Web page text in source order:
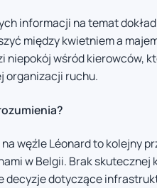
informacji na temat
między kwietniem a
niepokój wśród kierowców,
organizacji ruchu.
węźle Léonard to kolejny
w Belgii. Brak
decyzje dotyczące